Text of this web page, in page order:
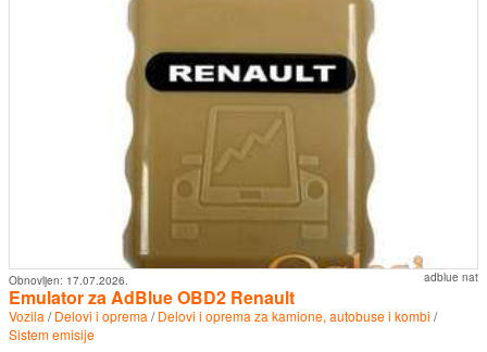
adblue nat
Obnovljen: 17.07.2026.
Emulator za AdBlue OBD2 Renault
Vozila /Delovi i oprema /Delovi i oprema za kamione, autobuse i kombi /
Sistem emisije